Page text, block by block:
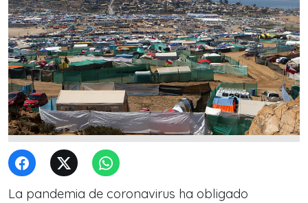
La pandemia de coronavirus ha obligado